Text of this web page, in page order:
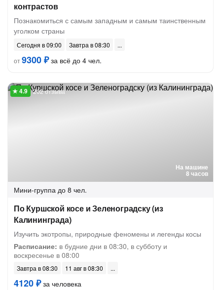
контрастов
Познакомиться с самым западным и самым таинственным
уголком страны
Сегодня в 09:00
Завтра в 08:30
от9300 ₽за всё до 4 чел.
На машине
8 часов
202 отзыва
Мини-группа до 8 чел.
По Куршской косе и Зеленоградску (из
Калининграда)
Изучить экотропы, природные феномены и легенды косы
Расписание: в будние дни в 08:30, в субботу и
воскресенье в 08:00
Завтра в 08:30 11 авг в 08:30
4120 ₽за человека